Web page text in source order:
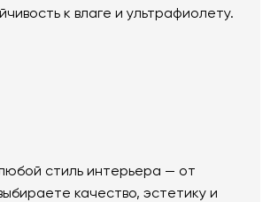
к влаге и ультрафиолету.
стиль интерьера — от
качество, эстетику и